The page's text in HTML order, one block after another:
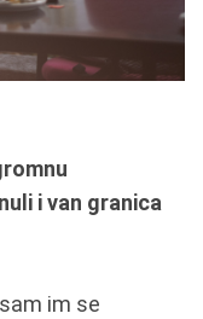
i van granica
im se